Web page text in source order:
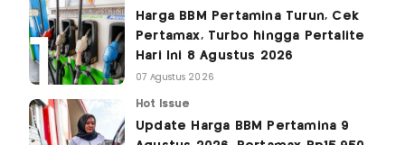
Harga BBM Pertamina Turun, Cek
Pertamax, Turbo hingga Pertalite
Hari Ini 8 Agustus 2026
07 Agustus 2026
Hot Issue
Update Harga BBM Pertamina 9